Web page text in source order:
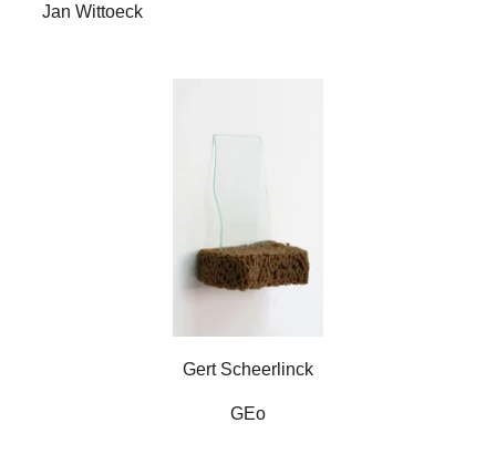
Jan Wittoeck
Gert Scheerlinck
GEo